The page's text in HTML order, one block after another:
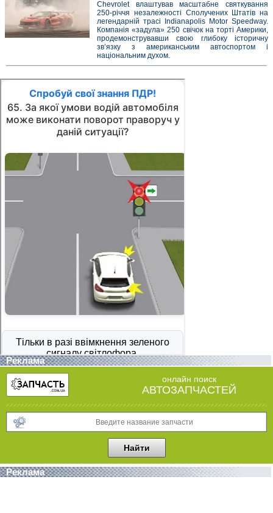
Chevrolet влаштував масштабне святкування
250-річчя незалежності Сполучених Штатів на
легендарній трасі Indianapolis Motor Speedway.
Компанія «задула» 250 свічок на торті Америки,
продемонструвавши свою глибоку історичну
зв’язку з американським автоспортом і
національним духом.
Реклама
онлайн поиск
АВТОЗАПЧАСТЕЙ
Реклама